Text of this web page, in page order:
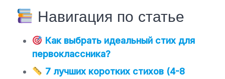
Навигация по статье
Как выбрать идеальный стих для
первоклассника?
7 лучших коротких стихов (4-8